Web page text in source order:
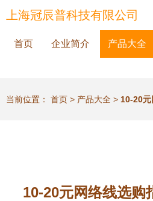
上海冠辰普科技有限公司
首页 企业简介 产品大全
当前位置： 首页 > 产品大全 > 10-20
10-20元网络线选购